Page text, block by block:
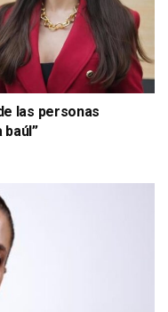
las personas
baúl”